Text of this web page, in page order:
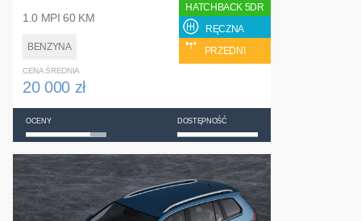
1.0 MPI 60 KM
BENZYNA
HATCHBACK 5DR
RĘCZNA
PRZEDNI
CENA ŚREDNIA
20 000 zł
OCENY DOSTĘPNOŚĆ